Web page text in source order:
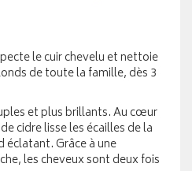
le cuir chevelu et nettoie
de toute la famille, dès 3
et plus brillants. Au cœur
cidre lisse les écailles de la
éclatant. Grâce à une
les cheveux sont deux fois